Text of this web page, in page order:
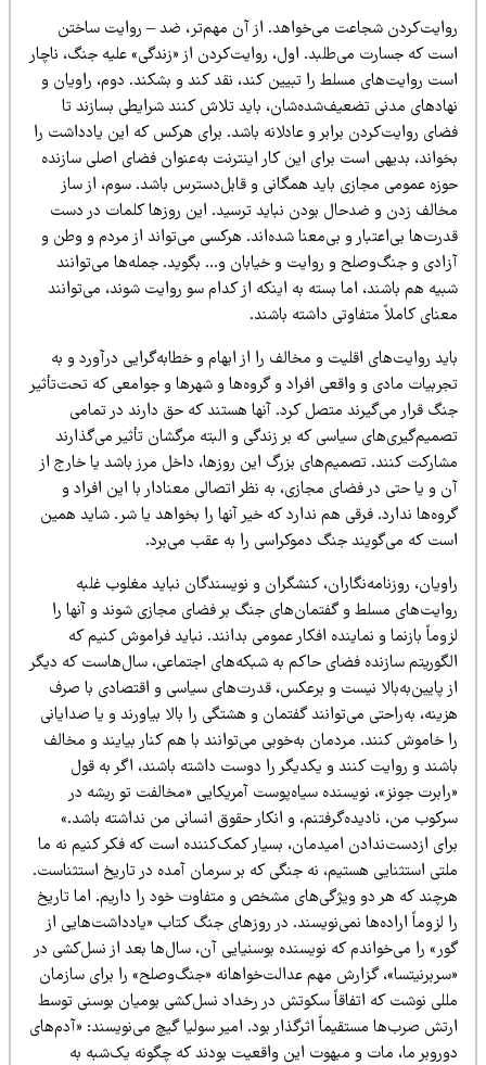
شجاعت می‌خواهد. از آن مهم‌تر، ضد – روایت ساختن
که جسارت می‌طلبد. اول، روایت‌کردن از «زندگی» علیه جنگ، ناچار
روایت‌های مسلط را تبیین کند، نقد کند و بشکند. دوم، راویان و
مدنی تضعیف‌شده‌شان، باید تلاش کنند شرایطی بسازند تا
روایت‌کردن برابر و عادلانه باشد. برای هرکس که این یادداشت را
بدیهی است برای این کار اینترنت به‌عنوان فضای اصلی سازنده
عمومی مجازی باید همگانی و قابل‌دسترس باشد. سوم، از ساز
زدن و ضدحال بودن نباید ترسید. این روزها کلمات در دست
بی‌اعتبار و بی‌معنا شده‌اند. هرکسی می‌تواند از مردم و وطن و
و جنگ‌وصلح و روایت و خیابان و… بگوید. جمله‌ها می‌توانند
هم باشند، اما بسته به اینکه از کدام سو روایت شوند، می‌توانند
کاملاً متفاوتی داشته باشند.
روایت‌های اقلیت و مخالف را از ابهام و خطابه‌گرایی درآورد و به
مادی و واقعی افراد و گروه‌ها و شهرها و جوامعی که تحت‌تأثیر
قرار می‌گیرند متصل کرد. آنها هستند که حق دارند در تمامی
سیاسی که بر زندگی و البته مرگشان تأثیر می‌گذارند
کنند. تصمیم‌های بزرگ این روزها، داخل مرز باشد یا خارج از
و یا حتی در فضای مجازی، به نظر اتصالی معنادار با این افراد و
ندارد. فرقی هم ندارد که خیر آنها را بخواهد یا شر. شاید همین
که می‌گویند جنگ دموکراسی را به عقب می‌برد.
روزنامه‌نگاران، کنشگران و نویسندگان نباید مغلوب غلبه
مسلط و گفتمان‌های جنگ بر فضای مجازی شوند و آنها را
بازنما و نماینده افکار عمومی بدانند. نباید فراموش کنیم که
سازنده فضای حاکم به شبکه‌های اجتماعی، سال‌هاست که دیگر
پایین‌به‌بالا نیست و برعکس، قدرت‌های سیاسی و اقتصادی با صرف
به‌راحتی می‌توانند گفتمان و هشتگی را بالا بیاورند و یا صدایانی
خاموش کنند. مردمان به‌خوبی می‌توانند با هم کنار بیایند و مخالف
و روایت کنند و یکدیگر را دوست داشته باشند، اگر به قول
جونز»، نویسنده سیاه‌پوست آمریکایی «مخالفت تو ریشه در
من، نادیده‌گرفتنم، و انکار حقوق انسانی من نداشته باشد.»
ازدست‌ندادن امیدمان، بسیار کمک‌کننده است که فکر کنیم نه ما
استثنایی هستیم، نه جنگی که بر سرمان آمده در تاریخ استثناست.
که هر دو ویژگی‌های مشخص و متفاوت خود را داریم. اما تاریخ
لزوماً اراده‌ها نمی‌نویسند. در روزهای جنگ کتاب «یادداشت‌هایی از
را می‌خواندم که نویسنده بوسنیایی آن، سال‌ها بعد از نسل‌کشی در
گزارش مهم عدالت‌خواهانه «جنگ‌وصلح» را برای سازمان
نوشت که اتفاقاً سکوتش در رخداد نسل‌کشی بومیان بوسنی توسط
صرب‌ها مستقیماً اثرگذار بود. امیر سولیا گیچ می‌نویسند: «آدم‌های
ما، مات و مبهوت این واقعیت بودند که چگونه یک‌شبه به